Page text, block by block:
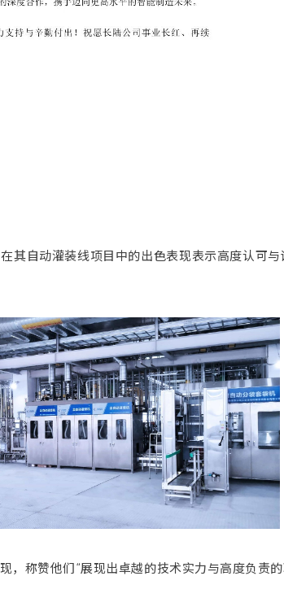
其自动灌装线项目中的出色表现表示高度认可
称赞他们“展现出卓越的技术实力与高度负责的